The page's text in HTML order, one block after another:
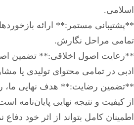
اسلامی.
**پشتیبانی مستمر:** ارائه
تمامی مراحل نگارش.
**رعایت اصول اخلاقی:** تضمین
ادبی در تمامی محتوای تولیدی یا
**تضمین رضایت:** هدف نهایی ما،
از کیفیت و نتیجه نهایی پایان‌نامه
اطمینان کامل بتواند از اثر خود دفاع